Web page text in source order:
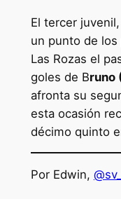
El tercer
un punto de
Las Rozas el
goles de Bruno
afronta su
esta ocasión
décimo quinto
Por Edwin,